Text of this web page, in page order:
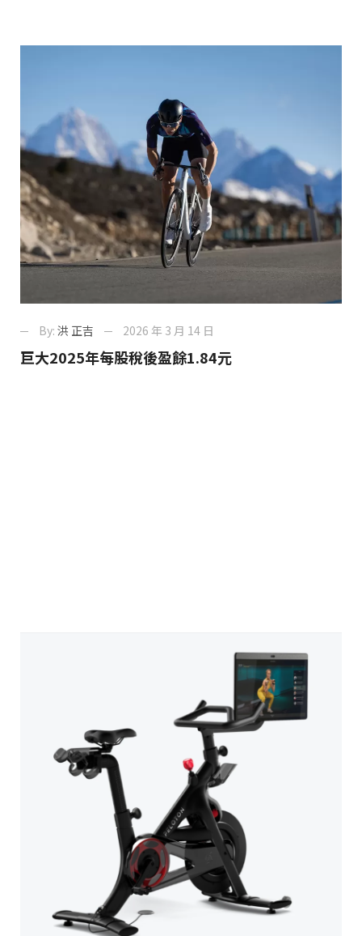
By: 洪 正吉 2026 年 3 月 14 日
巨大2025年每股稅後盈餘1.84元